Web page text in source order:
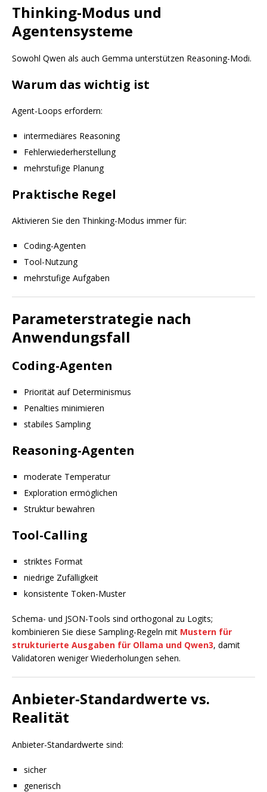
Thinking-Modus und
Agentensysteme
Sowohl Qwen als auch Gemma unterstützen Reasoning-Modi.
Warum das wichtig ist
Agent-Loops erfordern:
intermediäres Reasoning
Fehlerwiederherstellung
mehrstufige Planung
Praktische Regel
Aktivieren Sie den Thinking-Modus immer für:
Coding-Agenten
Tool-Nutzung
mehrstufige Aufgaben
Parameterstrategie nach
Anwendungsfall
Coding-Agenten
Priorität auf Determinismus
Penalties minimieren
stabiles Sampling
Reasoning-Agenten
moderate Temperatur
Exploration ermöglichen
Struktur bewahren
Tool-Calling
striktes Format
niedrige Zufälligkeit
konsistente Token-Muster
Schema- und JSON-Tools sind orthogonal zu Logits;
kombinieren Sie diese Sampling-Regeln mit Mustern für
strukturierte Ausgaben für Ollama und Qwen3, damit
Validatoren weniger Wiederholungen sehen.
Anbieter-Standardwerte vs.
Realität
Anbieter-Standardwerte sind:
sicher
generisch